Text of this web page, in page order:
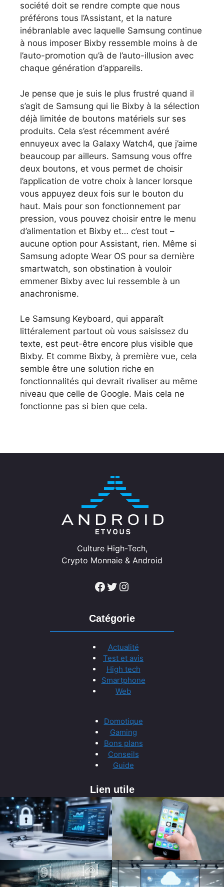
société doit se rendre compte que nous
préférons tous l’Assistant, et la nature
inébranlable avec laquelle Samsung continue
à nous imposer Bixby ressemble moins à de
l’auto-promotion qu’à de l’auto-illusion avec
chaque génération d’appareils.
Je pense que je suis le plus frustré quand il
s’agit de Samsung qui lie Bixby à la sélection
déjà limitée de boutons matériels sur ses
produits. Cela s’est récemment avéré
ennuyeux avec la Galaxy Watch4, que j’aime
beaucoup par ailleurs. Samsung vous offre
deux boutons, et vous permet de choisir
l’application de votre choix à lancer lorsque
vous appuyez deux fois sur le bouton du
haut. Mais pour son fonctionnement par
pression, vous pouvez choisir entre le menu
d’alimentation et Bixby et… c’est tout –
aucune option pour Assistant, rien. Même si
Samsung adopte Wear OS pour sa dernière
smartwatch, son obstination à vouloir
emmener Bixby avec lui ressemble à un
anachronisme.
Le Samsung Keyboard, qui apparaît
littéralement partout où vous saisissez du
texte, est peut-être encore plus visible que
Bixby. Et comme Bixby, à première vue, cela
semble être une solution riche en
fonctionnalités qui devrait rivaliser au même
niveau que celle de Google. Mais cela ne
fonctionne pas si bien que cela.
Culture High-Tech,
Crypto Monnaie & Android
Facebook Twitter Instagram
Catégorie
Actualité
Test et avis
High tech
Smartphone
Web
Domotique
Gaming
Bons plans
Conseils
Guide
Lien utile